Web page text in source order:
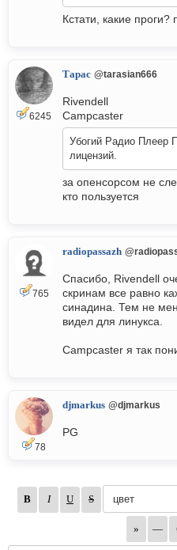
Кстати, какие проги?
6245
Тарас @tarasian666
Rivendell
Campcaster
Убогий Радио Плеер
лицензий.
за опенсорсом не
кто пользуется
765
radiopassazh
Спасибо, Rivendell
скринам все равно
синадина. Тем не
видел для линукса.
Campcaster я так
78
djmarkus @djmarkus
PG